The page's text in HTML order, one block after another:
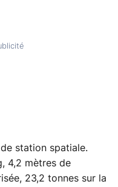
station spatiale.
4,2 mètres de
23,2 tonnes sur la